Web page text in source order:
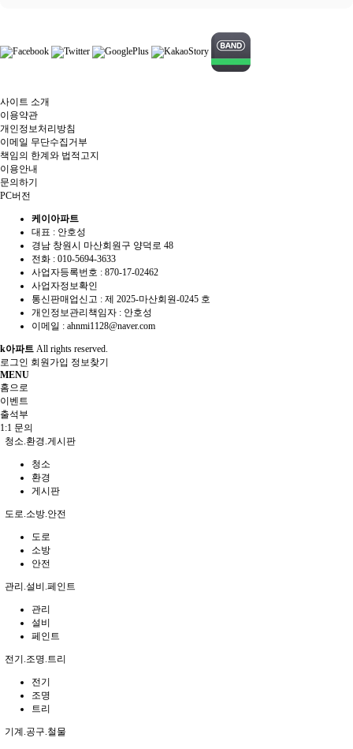
사이트 소개
이용약관
개인정보처리방침
이메일 무단수집거부
책임의 한계와 법적고지
이용안내
문의하기
PC버전
케이아파트
대표 : 안호성
경남 창원시 마산회원구 양덕로 48
전화 : 010-5694-3633
사업자등록번호 : 870-17-02462
사업자정보확인
통신판매업신고 : 제 2025-마산회원-0245 호
개인정보관리책임자 : 안호성
이메일 : ahnmi1128@naver.com
k아파트 All rights reserved.
로그인 회원가입 정보찾기
MENU
홈으로
이벤트
출석부
1:1 문의
청소.환경.게시판
청소
환경
게시판
도로.소방.안전
도로
소방
안전
관리.설비.페인트
관리
설비
페인트
전기.조명.트리
전기
조명
트리
기계.공구.철물